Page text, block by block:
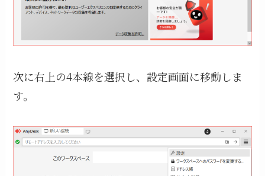
次に右上の4本線を選択し、設定画面に移動しま
す。